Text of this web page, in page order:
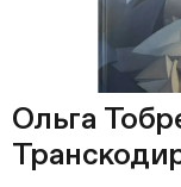
Ольга